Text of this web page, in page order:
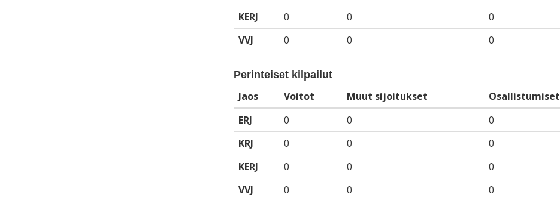
KERJ
0 0 0
VVJ
0 0 0
Perinteiset kilpailut
Jaos Voitot Muut sijoitukset Osallistumiset
ERJ
0 0 0
KRJ
0 0 0
KERJ
0 0 0
VVJ
0 0 0